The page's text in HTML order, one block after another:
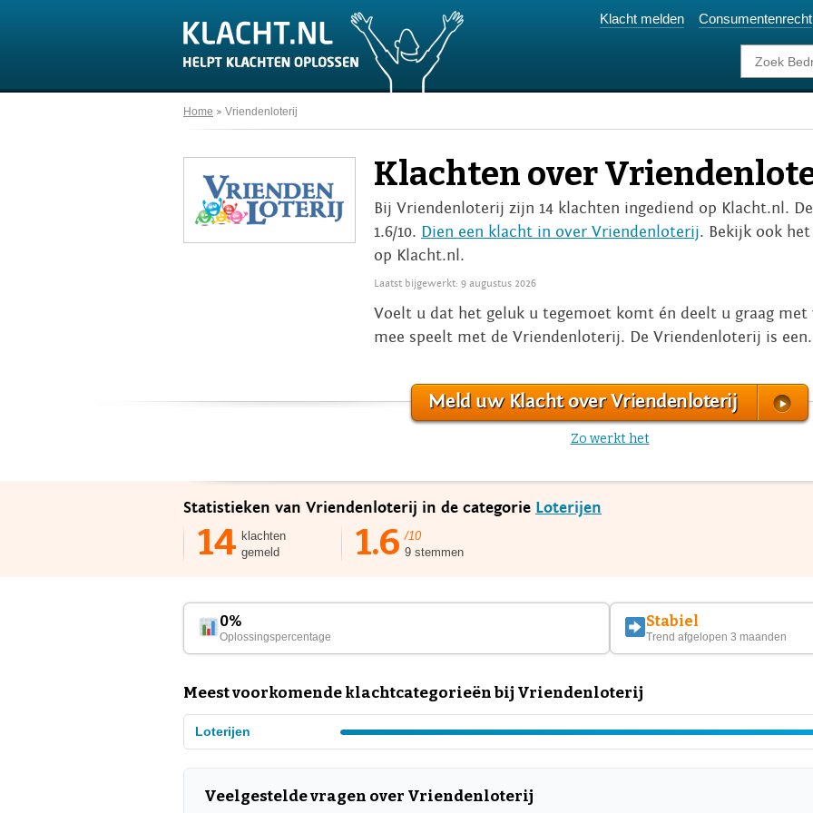
Klacht melden Consumentenrecht
Home Vriendenloterij
Klachten over
Bij Vriendenloterij zijn 14 klachten ingediend op Klacht.nl.
1.6/10. Dien een klacht in over Vriendenloterij. Bekijk ook
op Klacht.nl.
Laatst bijgewerkt: 9 augustus 2026
Voelt u dat het geluk u tegemoet komt én deelt u graag met
mee speelt met de Vriendenloterij. De Vriendenloterij is
Meld uw Klacht over Vriendenloterij
Zo werkt het
Statistieken van Vriendenloterij in de categorie Loterijen
14 klachten
gemeld
1.6 /10
9 stemmen
0%
Oplossingspercentage
Stabiel
Trend afgelopen 3 maanden
Meest voorkomende klachtcategorieën bij Vriendenloterij
Loterijen
Veelgestelde vragen over Vriendenloterij